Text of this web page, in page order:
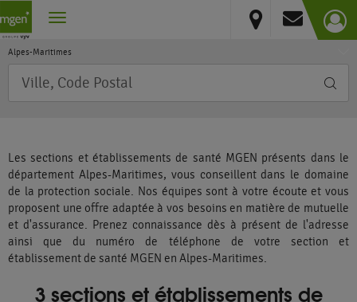
Provence-Alpes-Côte d'Azur
Alpes-Maritimes
Vous résidez hors France métropolitaine et DOM
Les sections et établissements de santé MGEN présents dans le
département Alpes-Maritimes, vous conseillent dans le domaine
de la protection sociale. Nos équipes sont à votre écoute et vous
proposent une offre adaptée à vos besoins en matière de mutuelle
et d'assurance. Prenez connaissance dès à présent de l'adresse
ainsi que du numéro de téléphone de votre section et
établissement de santé MGEN en Alpes-Maritimes.
3 sections et établissements de